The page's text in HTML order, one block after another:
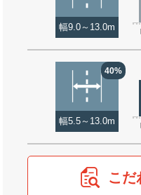
幅9.0～13.0m
40%
幅5.5～13.0m
こだ